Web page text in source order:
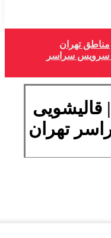
مناطق تهران
سرویس سراسر
قالیشویی
تهران